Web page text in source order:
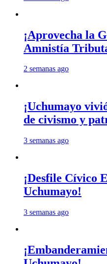
¡Aprovecha la
Amnistía
2 semanas ago
¡Uchumayo
de civismo y
3 semanas ago
¡Desfile Cívico
Uchumayo!
3 semanas ago